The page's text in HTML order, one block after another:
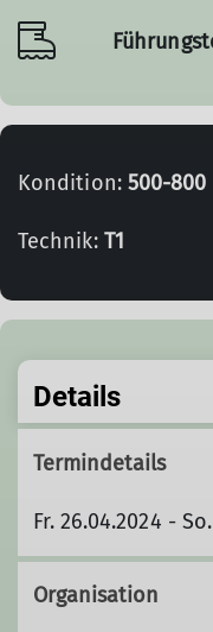
Kondition: 500-
Technik: T1
Details
Termindetails
Fr. 26.04.2024 -
Organisation